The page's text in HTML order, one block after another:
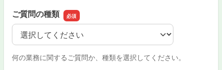
ご質問の種類
ご質問の種類
何の業務に関するご質問か、種類を選択してください。